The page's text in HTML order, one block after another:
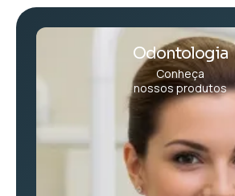
Odontologia
Conheça
nossos produtos